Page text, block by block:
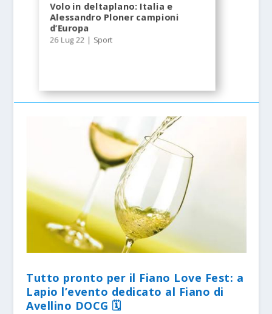
Volo in deltaplano: Italia e
Alessandro Ploner campioni
d’Europa
26 Lug 22 | Sport
Tutto pronto per il Fiano Love Fest: a
Lapio l’evento dedicato al Fiano di
Avellino DOCG 🗓